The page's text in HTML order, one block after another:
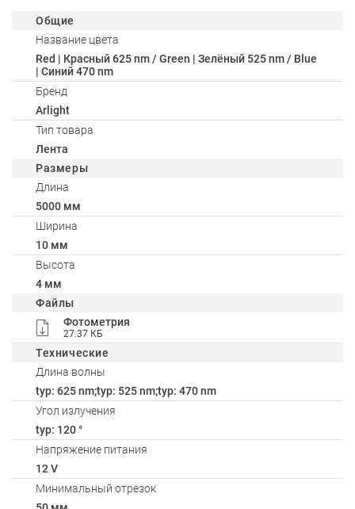
Общие
Название цвета
Red | Красный 625 nm / Green | Зелёный 525 nm / Blue
| Синий 470 nm
Бренд
Arlight
Тип товара
Лента
Размеры
Длина
5000 мм
Ширина
10 мм
Высота
4 мм
Файлы
Фотометрия
27.37 КБ
Технические
Длина волны
typ: 625 nm;typ: 525 nm;typ: 470 nm
Угол излучения
typ: 120 °
Напряжение питания
12 V
Минимальный отрезок